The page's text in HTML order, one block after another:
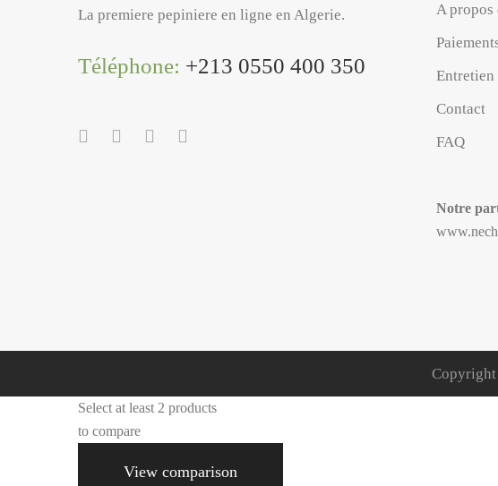
La premiere pepiniere en ligne en Algerie.
Téléphone: +213 0550 400 350
A propos
Contact
FAQ
Notre
Select at least 2 products
to compare
View comparison